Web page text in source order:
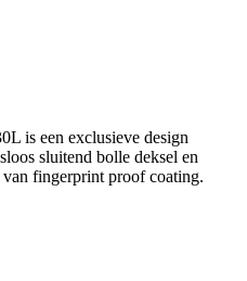
is een exclusieve design
sluitend bolle deksel en
fingerprint proof coating.